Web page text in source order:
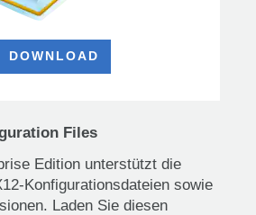
DOWNLOAD
Files
Edition unterstützt die
Konfigurationsdateien sowie
Laden Sie diesen